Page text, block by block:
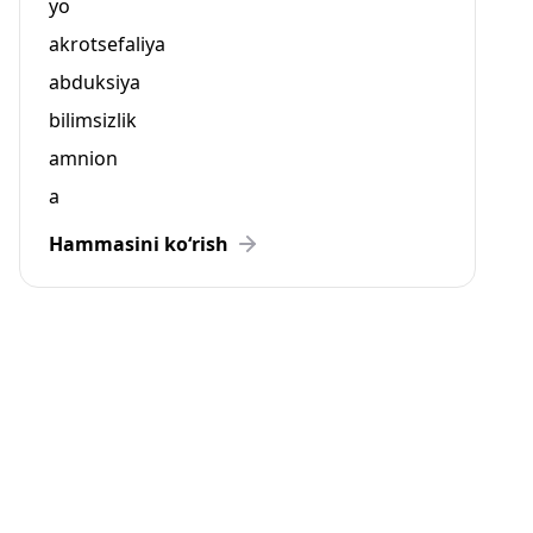
yo
akrotsefaliya
abduksiya
bilimsizlik
amnion
a
Hammasini ko‘rish